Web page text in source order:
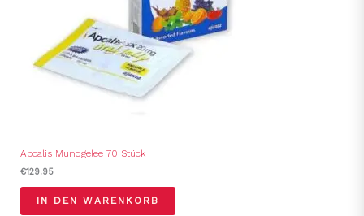
Apcalis Mundgelee 70 Stück
€129.95
IN DEN WARENKORB